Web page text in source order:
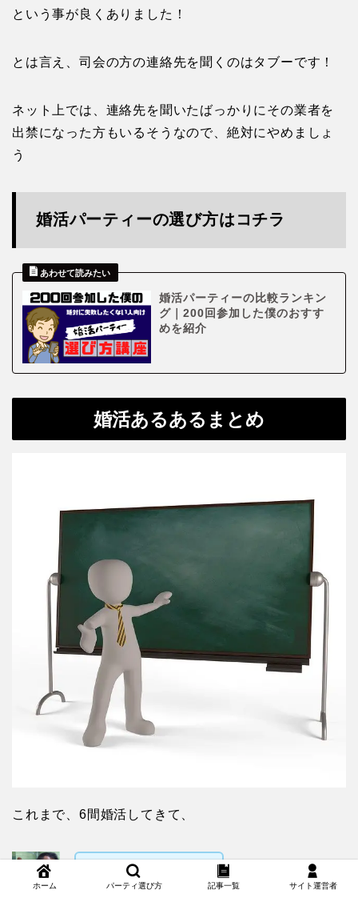
という事が良くありました！
とは言え、司会の方の連絡先を聞くのはタブーです！
ネット上では、連絡先を聞いたばっかりにその業者を
出禁になった方もいるそうなので、絶対にやめましょ
う
婚活パーティーの選び方はコチラ
婚活パーティーの比較ランキン
グ｜200回参加した僕のおすす
めを紹介
婚活あるあるまとめ
これまで、6間婚活してきて、
またこのパターンか！
ホーム パーティ選び方 記事一覧 サイト運営者